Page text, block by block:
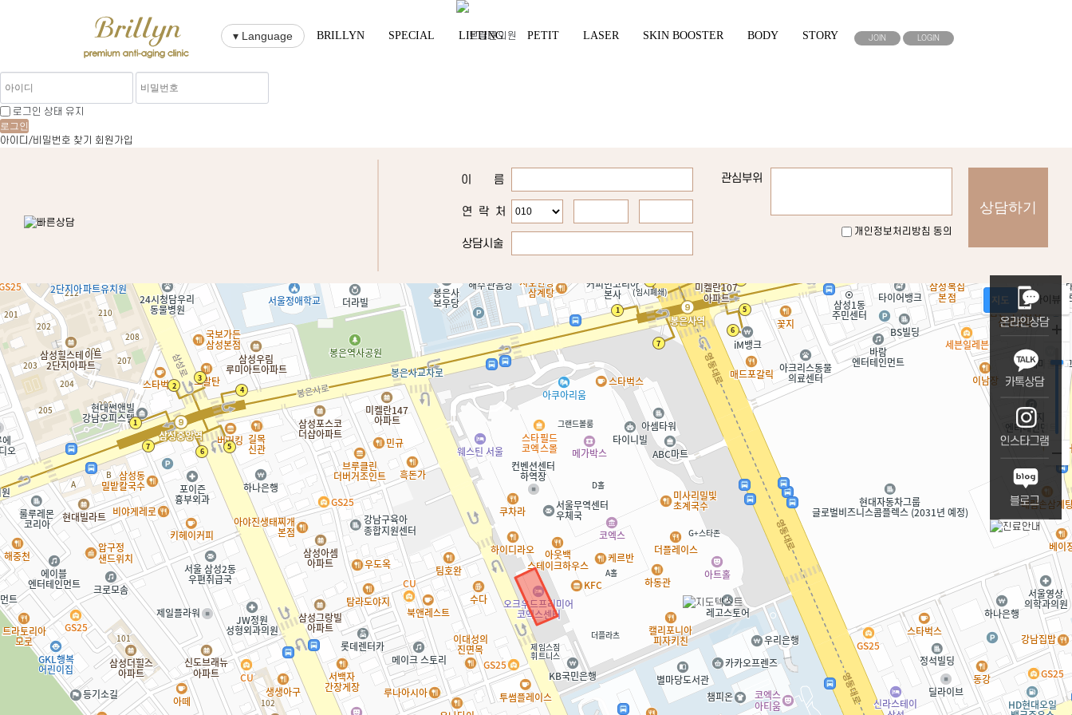
▾ Language BRILLYN SPECIAL LIFTING PETIT LASER SKIN BOOSTER BODY STORY JOIN LOGIN
로그인 상태 유지
로그인
아이디/비밀번호 찾기
회원가입
이 름
연 락 처
상담시술
관심부위
개인정보처리방침 동의